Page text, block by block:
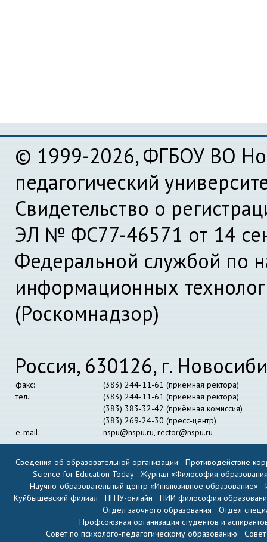
© 1999-2026, ФГБОУ ВО
педагогический
Свидетельство о
ЭЛ № ФС77-46571 от 14
Федеральной службой по
информационных
(Роскомнадзор)
Россия, 630126, г.
факс:
(383) 244-11-61 (приёмная ректора)
тел.:
(383) 244-11-61 (приёмная ректора)
(383) 383-32-42 (приёмная комиссия)
(383) 269-24-30 (пресс-центр)
e-mail:
nspu@nspu.ru, rector@nspu.ru
Сведения об образовательной организации
Противодействие
Science for Education Today
Журнал «Философия
Научно-образовательный центр «Инклюзивное образование»
Куйбышевский филиал
НГПУ-онлайн
НИИ философия
Отдел заочного образования
Отдел
Профсоюзная организация студентов и
Совет по психолого-педагогическому образованию